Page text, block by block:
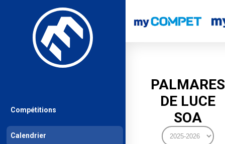
PALMARES
DE LUCE
SOA
Compétitions
Calendrier